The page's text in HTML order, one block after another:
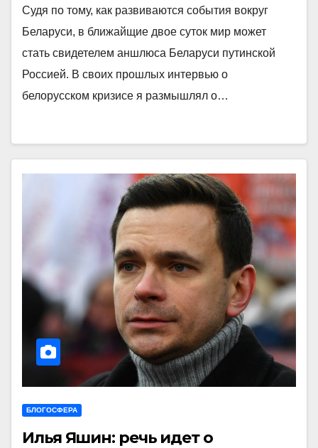
Судя по тому, как развиваются события вокруг
Беларуси, в ближайщие двое суток мир может
стать свидетелем аншлюса Беларуси путинской
Россией. В своих прошлых интервью о
белорусском кризисе я размышлял о…
БЛОГОСФЕРА
Илья Яшин: речь идет о